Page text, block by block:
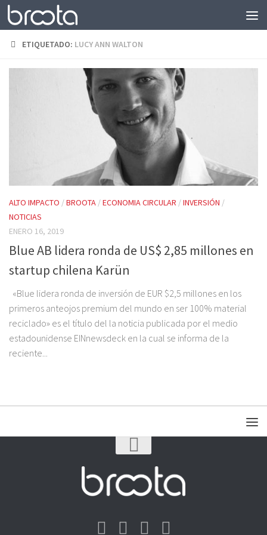
Saltar al contenido
ETIQUETADO: LUCY ANN WALTON
ALTO IMPACTO /BROOTA /ECONOMIA CIRCULAR /INVERSIÓN /
NOTICIAS
ENERO 16, 2019
Blue AB lidera ronda de US$ 2,85 millones en
startup chilena Karün
«Blue lidera ronda de inversión de EUR $2,5 millones en los
primeros anteojos premium del mundo en ser 100% material
reciclado» es el título del la noticia publicada por el medio
estadounidense EINnewsdeck en la cual se informa de la
reciente...